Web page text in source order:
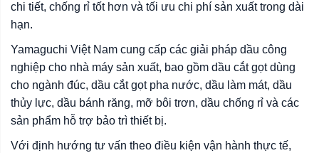
chi tiết, chống rỉ tốt hơn và tối ưu chi phí sản xuất trong dài
hạn.
Yamaguchi Việt Nam cung cấp các giải pháp dầu công
nghiệp cho nhà máy sản xuất, bao gồm dầu cắt gọt dùng
cho ngành đúc, dầu cắt gọt pha nước, dầu làm mát, dầu
thủy lực, dầu bánh răng, mỡ bôi trơn, dầu chống rỉ và các
sản phẩm hỗ trợ bảo trì thiết bị.
Với định hướng tư vấn theo điều kiện vận hành thực tế,